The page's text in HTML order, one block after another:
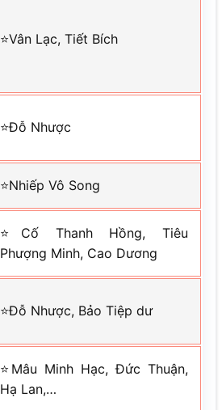
⭐Vân Lạc, Tiết Bích
⭐Đỗ Nhược
⭐Nhiếp Vô Song
⭐Cố Thanh Hồng, Tiêu
Phượng Minh, Cao Dương
⭐Đỗ Nhược, Bảo Tiệp dư
⭐Mâu Minh Hạc, Đức Thuận,
Hạ Lan,…